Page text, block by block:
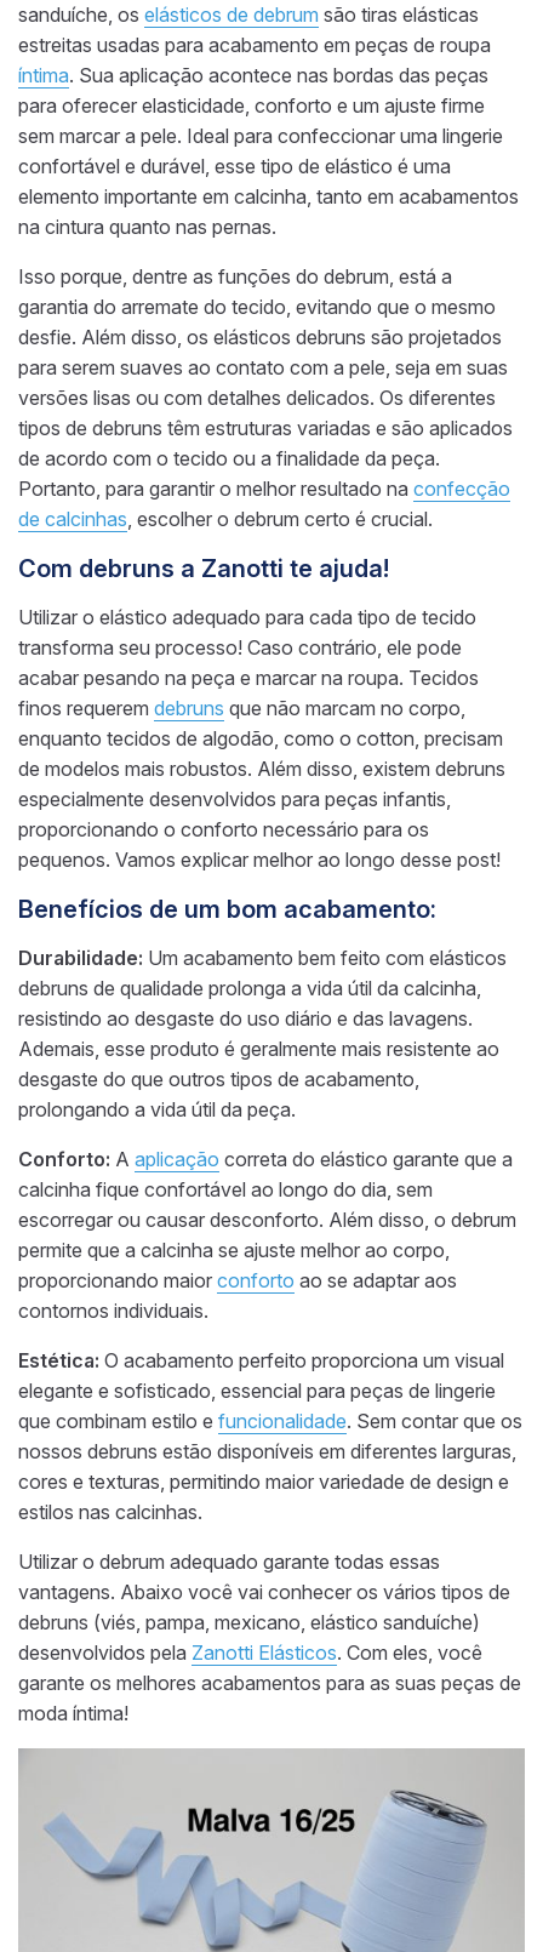
sanduíche, os elásticos de debrum são tiras elásticas
estreitas usadas para acabamento em peças de roupa
íntima. Sua aplicação acontece nas bordas das peças
para oferecer elasticidade, conforto e um ajuste firme
sem marcar a pele. Ideal para confeccionar uma lingerie
confortável e durável, esse tipo de elástico é uma
elemento importante em calcinha, tanto em acabamentos
na cintura quanto nas pernas.
Isso porque, dentre as funções do debrum, está a
garantia do arremate do tecido, evitando que o mesmo
desfie. Além disso, os elásticos debruns são projetados
para serem suaves ao contato com a pele, seja em suas
versões lisas ou com detalhes delicados. Os diferentes
tipos de debruns têm estruturas variadas e são aplicados
de acordo com o tecido ou a finalidade da peça.
Portanto, para garantir o melhor resultado na confecção
de calcinhas, escolher o debrum certo é crucial.
Com debruns a Zanotti te ajuda!
Utilizar o elástico adequado para cada tipo de tecido
transforma seu processo! Caso contrário, ele pode
acabar pesando na peça e marcar na roupa. Tecidos
finos requerem debruns que não marcam no corpo,
enquanto tecidos de algodão, como o cotton, precisam
de modelos mais robustos. Além disso, existem debruns
especialmente desenvolvidos para peças infantis,
proporcionando o conforto necessário para os
pequenos. Vamos explicar melhor ao longo desse post!
Benefícios de um bom acabamento:
Durabilidade: Um acabamento bem feito com elásticos
debruns de qualidade prolonga a vida útil da calcinha,
resistindo ao desgaste do uso diário e das lavagens.
Ademais, esse produto é geralmente mais resistente ao
desgaste do que outros tipos de acabamento,
prolongando a vida útil da peça.
Conforto: A aplicação correta do elástico garante que a
calcinha fique confortável ao longo do dia, sem
escorregar ou causar desconforto. Além disso, o debrum
permite que a calcinha se ajuste melhor ao corpo,
proporcionando maior conforto ao se adaptar aos
contornos individuais.
Estética: O acabamento perfeito proporciona um visual
elegante e sofisticado, essencial para peças de lingerie
que combinam estilo e funcionalidade. Sem contar que os
nossos debruns estão disponíveis em diferentes larguras,
cores e texturas, permitindo maior variedade de design e
estilos nas calcinhas.
Utilizar o debrum adequado garante todas essas
vantagens. Abaixo você vai conhecer os vários tipos de
debruns (viés, pampa, mexicano, elástico sanduíche)
desenvolvidos pela Zanotti Elásticos. Com eles, você
garante os melhores acabamentos para as suas peças de
moda íntima!